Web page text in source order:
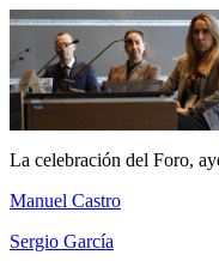
La celebración del Foro,
Manuel Castro
Sergio García